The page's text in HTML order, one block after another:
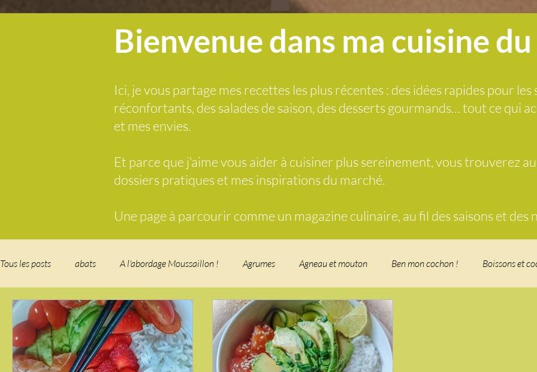
Bienvenue dans ma cuisine
Ici, je vous partage mes recettes les plus récentes : des idées rapides pour les
réconfortants, des salades de saison, des desserts gourmands… tout ce qui
et mes envies.
Et parce que j’aime vous aider à cuisiner plus sereinement, vous trouverez
dossiers pratiques et mes inspirations du marché.
Une page à parcourir comme un magazine culinaire, au fil des saisons et des
Tous les posts abats A l'abordage Moussaillon ! Agrumes Agneau et mouton Ben mon cochon ! Boissons et
Breakfast c'est la rentrée ! Chicken run Comfort food, les recettes doudou Coquillages et crustacés
cuisine des fleurs Cuisine du Camping Déjeuner sur l'herbe Desserts - glaces - pâtisserie